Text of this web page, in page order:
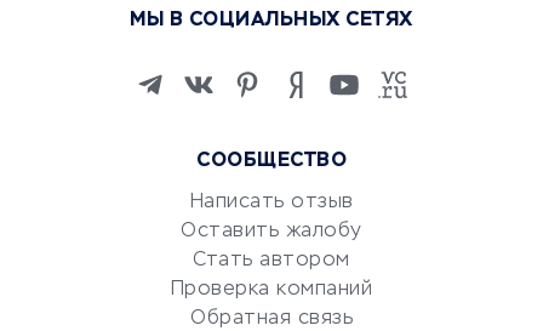
Изучение иностранных
Маркетинг и продажи
Репетиторство
Красота и здоровье
Сервисы по поиску работы
Сетевой маркетинг
СООБЩЕСТВО
Написать отзыв
Оставить жалобу
Стать автором
Проверка компаний
Обратная связь
МЫ В СОЦИАЛЬНЫХ СЕТЯХ